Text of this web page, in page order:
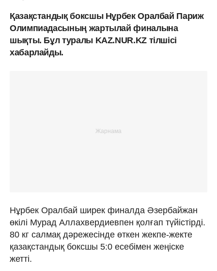
Қазақстандық боксшы Нұрбек Оралбай Париж
Олимпиадасының жартылай финалына
шықты. Бұл туралы KAZ.NUR.KZ тілшісі
хабарлайды.
Нұрбек Оралбай ширек финалда Әзербайжан
өкілі Мурад Аллахвердиевпен қолғап түйістірді.
80 кг салмақ дәрежесінде өткен жекпе-жекте
қазақстандық боксшы 5:0 есебімен жеңіске
жетті.